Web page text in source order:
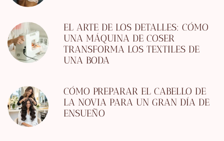
EL ARTE DE LOS DETALLES: CÓMO
UNA MÁQUINA DE COSER
TRANSFORMA LOS TEXTILES DE
UNA BODA
CÓMO PREPARAR EL CABELLO DE
LA NOVIA PARA UN GRAN DÍA DE
ENSUEÑO